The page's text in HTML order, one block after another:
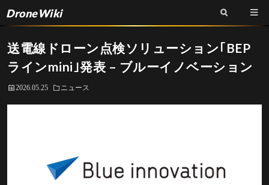
DroneWiki
送電線ドローン点検ソリューション｢BEP
ラインmini｣発表 – ブルーイノベーション
2026.05.25 ニュース